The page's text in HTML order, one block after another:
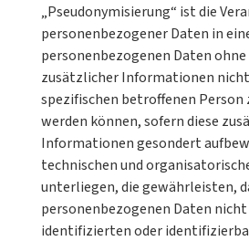
„Pseudonymisierung“ ist die
personenbezogener Daten in
personenbezogenen Daten
zusätzlicher Informationen
spezifischen betroffenen Person
werden können, sofern diese
Informationen gesondert
technischen und
unterliegen, die gewährleisten,
personenbezogenen Daten
identifizierten oder